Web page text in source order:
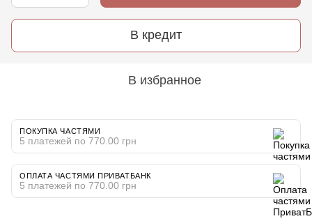
В кредит
В избранное
ПОКУПКА ЧАСТЯМИ
5 платежей по 770.00 грн
ОПЛАТА ЧАСТЯМИ ПРИВАТБАНК
5 платежей по 770.00 грн